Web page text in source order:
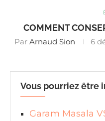
COMMENT
Par Arnaud Sion 6
Vous pourriez être
Garam Masala